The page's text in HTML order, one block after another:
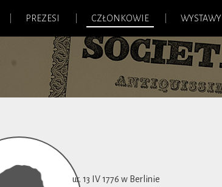
PREZESI CZŁONKOWIE WYSTAWY
ur. 13 IV 1776 w Berlinie